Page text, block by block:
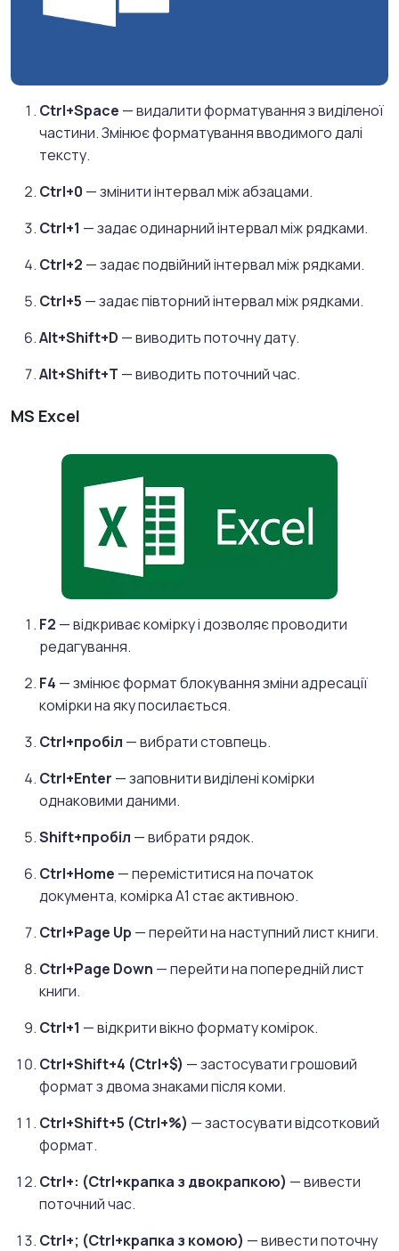
Ctrl+Space — видалити форматування з виділеної
частини. Змінює форматування вводимого далі
тексту.
Ctrl+0 — змінити інтервал між абзацами.
Ctrl+1 — задає одинарний інтервал між рядками.
Ctrl+2 — задає подвійний інтервал між рядками.
Ctrl+5 — задає півторний інтервал між рядками.
Alt+Shift+D — виводить поточну дату.
Alt+Shift+T — виводить поточний час.
MS Excel
F2 — відкриває комірку і дозволяє проводити
редагування.
F4 — змінює формат блокування зміни адресації
комірки на яку посилається.
Ctrl+пробіл — вибрати стовпець.
Ctrl+Enter — заповнити виділені комірки
однаковими даними.
Shift+пробіл — вибрати рядок.
Ctrl+Home — переміститися на початок
документа, комірка A1 стає активною.
Ctrl+Page Up — перейти на наступний лист книги.
Ctrl+Page Down — перейти на попередній лист
книги.
Ctrl+1 — відкрити вікно формату комірок.
Ctrl+Shift+4 (Ctrl+$) — застосувати грошовий
формат з двома знаками після коми.
Ctrl+Shift+5 (Ctrl+%) — застосувати відсотковий
формат.
Ctrl+: (Ctrl+крапка з двокрапкою) — вивести
поточний час.
Ctrl+; (Ctrl+крапка з комою) — вивести поточну